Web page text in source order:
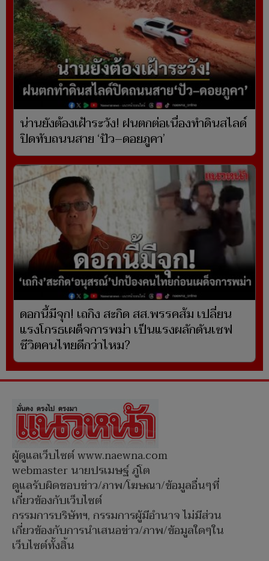
น่านยังต้องเฝ้าระวัง! ฝนตกต่อเนื่องทำดินสไลด์
ปิดทับถนนสาย ‘ปัว–ดอยภูคา’
ดอกนี้มีจุก! เถกิง สะกิด สส.พรรคส้ม เปลี่ยน
แรงโกรธเผด็จการพม่า เป็นแรงผลักดันเซฟ
ชีวิตคนไทยดีกว่าไหม?
ผู้ดูแลเว็บไซต์ www.naewna.com
webmaster นายปรเมษฐ์ ภู่โต
ดูแลรับผิดชอบข่าว/ภาพ/โฆษณา/ข้อมูลอื่นๆที่
เกี่ยวข้องกับเว็บไซต์
กรรมการบริษัทฯ, กรรมการผู้มีอำนาจ ไม่มีส่วน
เกี่ยวข้องกับการนำเสนอข่าว/ภาพ/ข้อมูลใดๆใน
เว็บไซต์ทั้งสิ้น